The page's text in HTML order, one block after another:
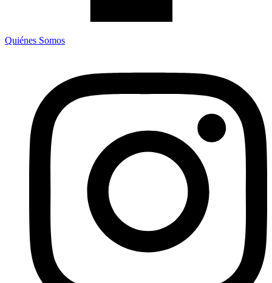
Quiénes Somos